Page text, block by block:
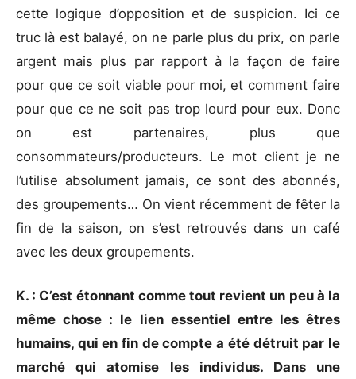
cette logique d’opposition et de suspicion. Ici ce
truc là est balayé, on ne parle plus du prix, on parle
argent mais plus par rapport à la façon de faire
pour que ce soit viable pour moi, et comment faire
pour que ce ne soit pas trop lourd pour eux. Donc
on est partenaires, plus que
consommateurs/producteurs. Le mot client je ne
l’utilise absolument jamais, ce sont des abonnés,
des groupements… On vient récemment de fêter la
fin de la saison, on s’est retrouvés dans un café
avec les deux groupements.
K. : C’est étonnant comme tout revient un peu à la
même chose : le lien essentiel entre les êtres
humains, qui en fin de compte a été détruit par le
marché qui atomise les individus. Dans une